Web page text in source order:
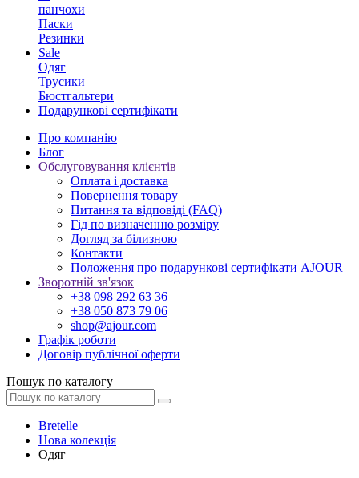
панчохи
Паски
Резинки
Sale
Одяг
Трусики
Бюстгальтери
Подарункові сертифікати
Про компанію
Блог
Обслуговування клієнтів
Оплата і доставка
Повернення товару
Питання та відповіді (FAQ)
Гід по визначенню розміру
Догляд за білизною
Контакти
Положення про подарункові сертифікати AJOUR
Зворотній зв'язок
+38 098 292 63 36
+38 050 873 79 06
shop@ajour.com
Графік роботи
Договір публічної оферти
Пошук по каталогу
Bretelle
Нова колекція
Одяг